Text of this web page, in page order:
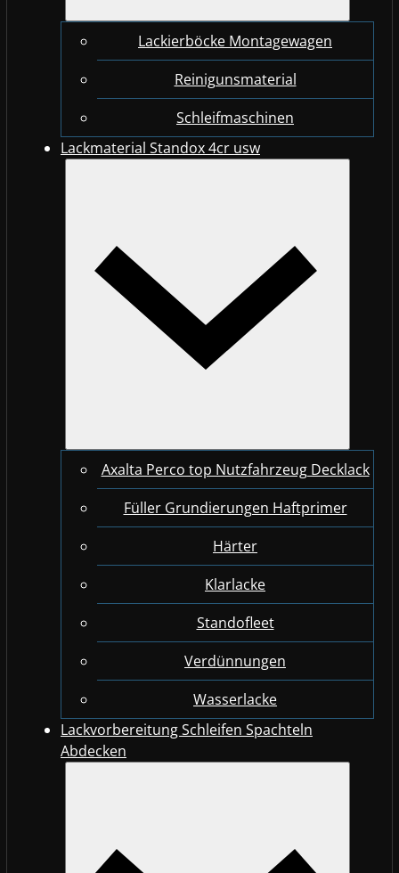
Lackierböcke Montagewagen
Reinigunsmaterial
Schleifmaschinen
Lackmaterial Standox 4cr usw
Axalta Perco top Nutzfahrzeug Decklack
Füller Grundierungen Haftprimer
Härter
Klarlacke
Standofleet
Verdünnungen
Wasserlacke
Lackvorbereitung Schleifen Spachteln
Abdecken